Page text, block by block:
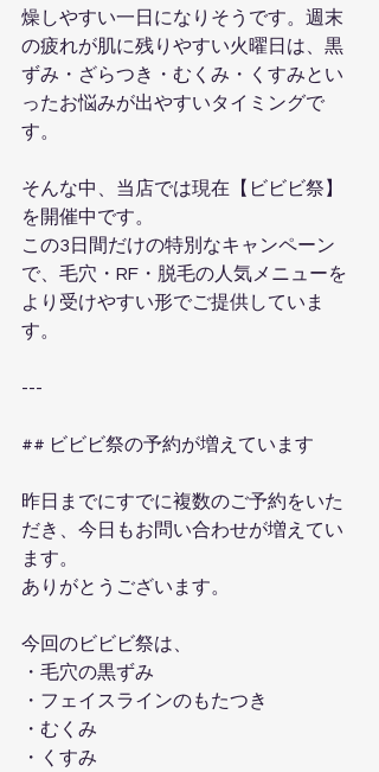
燥しやすい一日になりそうです。週末
の疲れが肌に残りやすい火曜日は、黒
ずみ・ざらつき・むくみ・くすみとい
ったお悩みが出やすいタイミングで
す。
そんな中、当店では現在【ビビビ祭】
を開催中です。
この3日間だけの特別なキャンペーン
で、毛穴・RF・脱毛の人気メニューを
より受けやすい形でご提供していま
す。
---
## ビビビ祭の予約が増えています
昨日までにすでに複数のご予約をいた
だき、今日もお問い合わせが増えてい
ます。
ありがとうございます。
今回のビビビ祭は、
・毛穴の黒ずみ
・フェイスラインのもたつき
・むくみ
・くすみ